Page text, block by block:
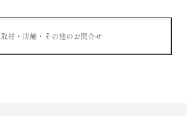
取材・店舗・その他のお問合せ